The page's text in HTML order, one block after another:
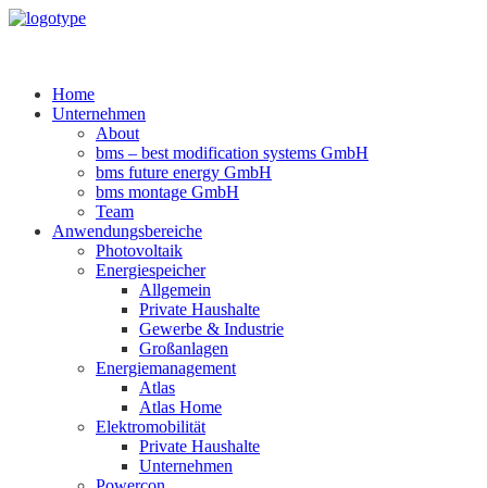
Home
Unternehmen
About
bms – best modification systems GmbH
bms future energy GmbH
bms montage GmbH
Team
Anwendungsbereiche
Photovoltaik
Energiespeicher
Allgemein
Private Haushalte
Gewerbe & Industrie
Großanlagen
Energiemanagement
Atlas
Atlas Home
Elektromobilität
Private Haushalte
Unternehmen